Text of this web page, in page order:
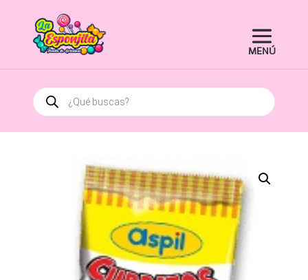
Búsqueda
de
productos